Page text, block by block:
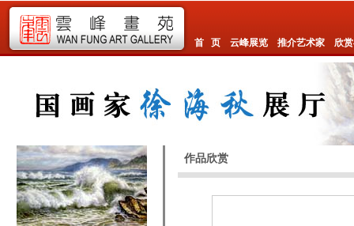
首 页 云峰展览 推介艺术家 欣
作品欣赏